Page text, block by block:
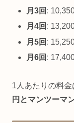
月3回 :
月4回 :
月5回 :
月6回 :
1人あたりの料金
円とマンツーマ